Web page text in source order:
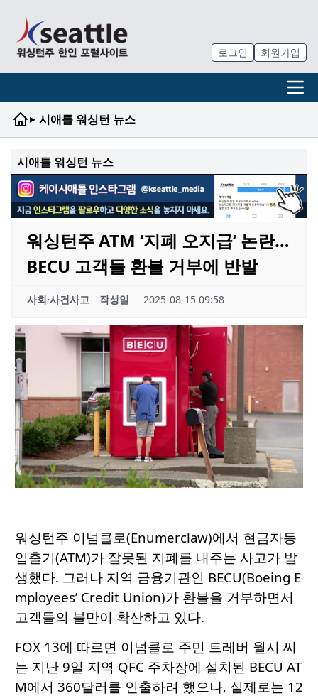
로그인 회원가입
▸ 시애틀 워싱턴 뉴스
시애틀 워싱턴 뉴스
워싱턴주 ATM ‘지폐 오지급’ 논란…
BECU 고객들 환불 거부에 반발
사회·사건사고 작성일 2025-08-15 09:58
워싱턴주 이넘클로(Enumerclaw)에서 현금자동
입출기(ATM)가 잘못된 지폐를 내주는 사고가 발
생했다. 그러나 지역 금융기관인 BECU(Boeing E
mployees’ Credit Union)가 환불을 거부하면서
고객들의 불만이 확산하고 있다.
FOX 13에 따르면 이넘클로 주민 트레버 월시 씨
는 지난 9일 지역 QFC 주차장에 설치된 BECU AT
M에서 360달러를 인출하려 했으나, 실제로는 12